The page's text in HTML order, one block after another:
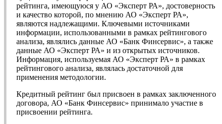
рейтинга, имеющуюся у АО «Эксперт РА», достоверность
и качество которой, по мнению АО «Эксперт РА»,
являются надлежащими. Ключевыми источниками
информации, использованными в рамках рейтингового
анализа, являлись данные АО «Банк Финсервис», а также
данные АО «Эксперт РА» и из открытых источников.
Информация, используемая АО «Эксперт РА» в рамках
рейтингового анализа, являлась достаточной для
применения методологии.
Кредитный рейтинг был присвоен в рамках заключенного
договора, АО «Банк Финсервис» принимало участие в
присвоении рейтинга.